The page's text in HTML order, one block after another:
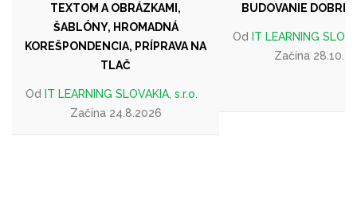
TEXTOM A OBRÁZKAMI,
ŠABLÓNY, HROMADNÁ
KOREŠPONDENCIA, PRÍPRAVA NA
TLAČ
Od IT LEARNING SLOVAKIA, s.r.o.
Začína 24.8.2026
BUDOVANIE
Od IT LEARNING
Začína